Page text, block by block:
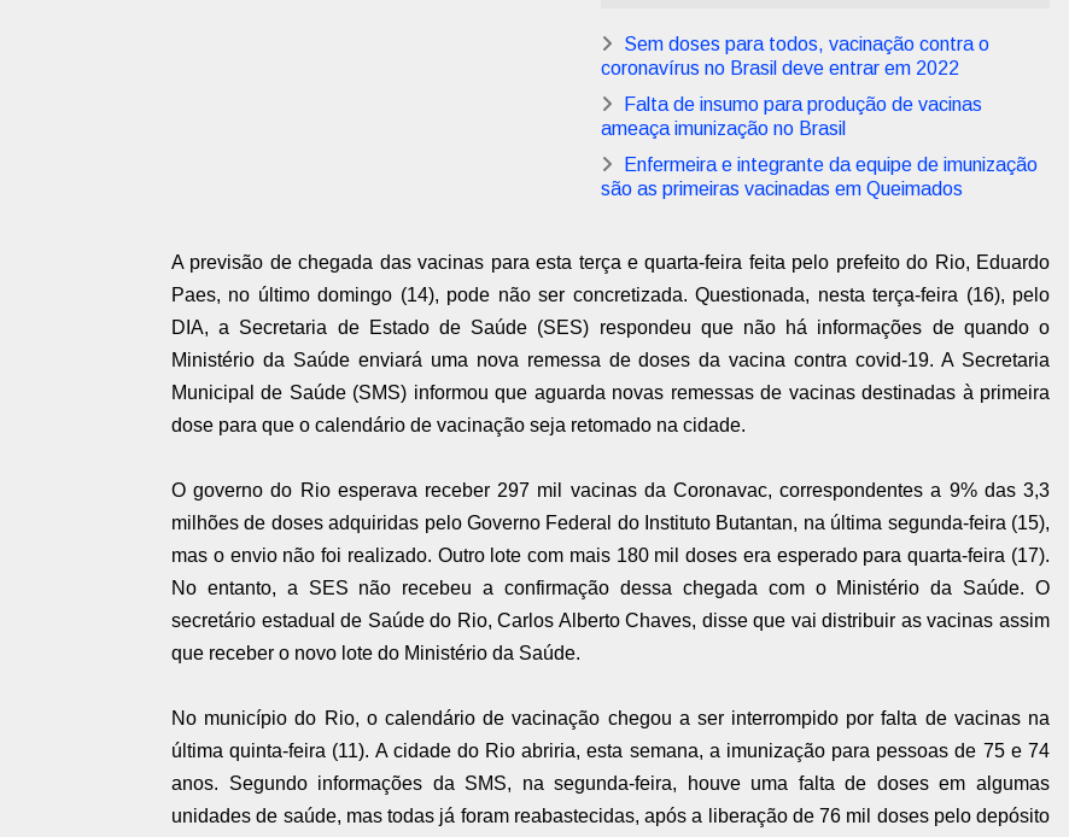
Sem doses para todos, vacinação contra o
coronavírus no Brasil deve entrar em 2022
Falta de insumo para produção de vacinas
ameaça imunização no Brasil
Enfermeira e integrante da equipe de imunização
são as primeiras vacinadas em Queimados
A previsão de chegada das vacinas para esta terça e quarta-feira feita pelo prefeito do Rio, Eduardo
Paes, no último domingo (14), pode não ser concretizada. Questionada, nesta terça-feira (16), pelo
DIA, a Secretaria de Estado de Saúde (SES) respondeu que não há informações de quando o
Ministério da Saúde enviará uma nova remessa de doses da vacina contra covid-19. A Secretaria
Municipal de Saúde (SMS) informou que aguarda novas remessas de vacinas destinadas à primeira
dose para que o calendário de vacinação seja retomado na cidade.
O governo do Rio esperava receber 297 mil vacinas da Coronavac, correspondentes a 9% das 3,3
milhões de doses adquiridas pelo Governo Federal do Instituto Butantan, na última segunda-feira (15),
mas o envio não foi realizado. Outro lote com mais 180 mil doses era esperado para quarta-feira (17).
No entanto, a SES não recebeu a confirmação dessa chegada com o Ministério da Saúde. O
secretário estadual de Saúde do Rio, Carlos Alberto Chaves, disse que vai distribuir as vacinas assim
que receber o novo lote do Ministério da Saúde.
No município do Rio, o calendário de vacinação chegou a ser interrompido por falta de vacinas na
última quinta-feira (11). A cidade do Rio abriria, esta semana, a imunização para pessoas de 75 e 74
anos. Segundo informações da SMS, na segunda-feira, houve uma falta de doses em algumas
unidades de saúde, mas todas já foram reabastecidas, após a liberação de 76 mil doses pelo depósito